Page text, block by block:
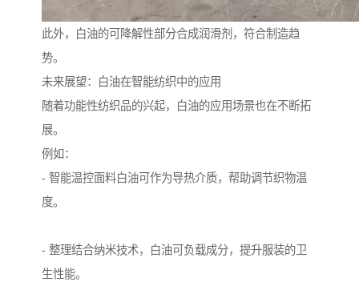
此外，白油的可降解性部分合成润滑剂，符合制造趋
势。
未来展望：白油在智能纺织中的应用
随着功能性纺织品的兴起，白油的应用场景也在不断拓
展。
例如：
- 智能温控面料白油可作为导热介质，帮助调节织物温
度。
- 整理结合纳米技术，白油可负载成分，提升服装的卫
生性能。